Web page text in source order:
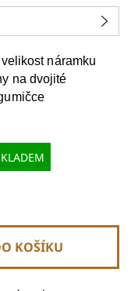
náramku
na dvojité